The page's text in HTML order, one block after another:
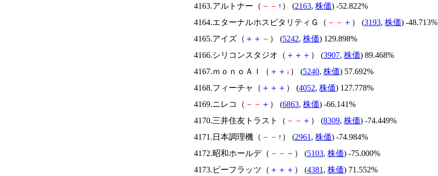
4163.アルトナー（ － － ↑ ） (2163, 株価) -52.822%
4164.エターナルホスピタリティＧ（ － － ＋ ） (3193, 株価) -48.713%
4165.アイズ（ ＋ ＋ － ） (5242, 株価) 129.898%
4166.シリコンスタジオ（ ＋ ＋ ＋ ） (3907, 株価) 89.468%
4167.ｍｏｎｏＡＩ（ ＋ ＋ ↓ ） (5240, 株価) 57.692%
4168.フィーチャ（ ＋ ＋ ＋ ） (4052, 株価) 127.778%
4169.ニレコ（ － － ＋ ） (6863, 株価) -66.141%
4170.三井住友トラスト（ － － ＋ ） (8309, 株価) -74.449%
4171.日本調理機（ － － ↑ ） (2961 , 株価) -74.984%
4172.昭和ホールデ（ － － － ） (5103, 株価) -75.000%
4173.ビーフラッツ（ ＋ ＋ ＋ ） (4381 , 株価) 71.552%